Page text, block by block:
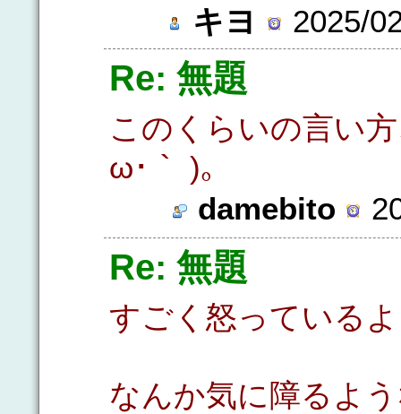
キヨ
2025/
Re: 無題
このくらいの言い
ω･｀ )。
damebito
Re: 無題
すごく怒っている
なんか気に障るよ